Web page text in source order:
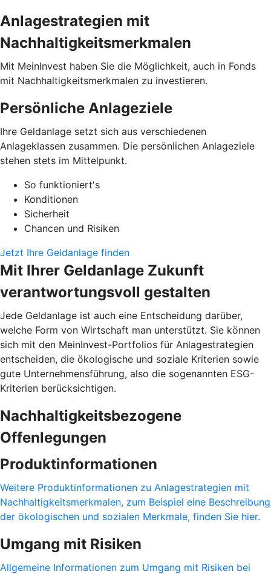
Anlagestrategien mit
Nachhaltigkeitsmerkmalen
Mit MeinInvest haben Sie die Möglichkeit, auch in Fonds
mit Nachhaltigkeitsmerkmalen zu investieren.
Persönliche Anlageziele
Ihre Geldanlage setzt sich aus verschiedenen
Anlageklassen zusammen. Die persönlichen Anlageziele
stehen stets im Mittelpunkt.
So funktioniert's
Konditionen
Sicherheit
Chancen und Risiken
Jetzt Ihre Geldanlage finden
Mit Ihrer Geldanlage Zukunft
verantwortungsvoll gestalten
Jede Geldanlage ist auch eine Entscheidung darüber,
welche Form von Wirtschaft man unterstützt. Sie können
sich mit den MeinInvest-Portfolios für Anlagestrategien
entscheiden, die ökologische und soziale Kriterien sowie
gute Unternehmensführung, also die sogenannten ESG-
Kriterien berücksichtigen.
Nachhaltigkeitsbezogene
Offenlegungen
Produktinformationen
Weitere Produktinformationen zu Anlagestrategien mit
Nachhaltigkeitsmerkmalen, zum Beispiel eine Beschreibung
der ökologischen und sozialen Merkmale, finden Sie hier.
Umgang mit Risiken
Allgemeine Informationen zum Umgang mit Risiken bei